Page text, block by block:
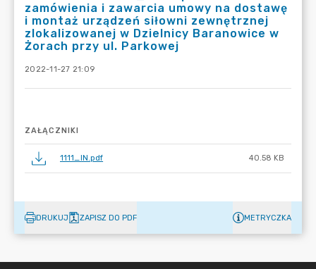
zamówienia i zawarcia umowy na dostawę
i montaż urządzeń siłowni zewnętrznej
zlokalizowanej w Dzielnicy Baranowice w
Żorach przy ul. Parkowej
2022-11-27 21:09
ZAŁĄCZNIKI
1111_IN.pdf 40.58 KB
DRUKUJ ZAPISZ DO PDF METRYCZKA